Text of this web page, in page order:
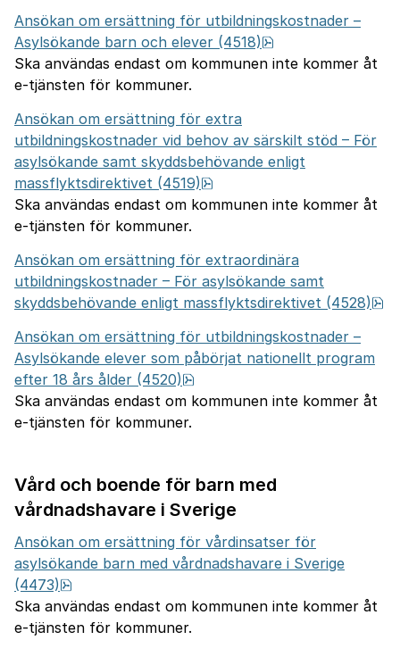
Ansökan om ersättning för utbildningskostnader –
Asylsökande barn och elever (4518)
Ska användas endast om kommunen inte kommer åt
e-tjänsten för kommuner.
Ansökan om ersättning för extra
utbildningskostnader vid behov av särskilt stöd – För
asylsökande samt skyddsbehövande enligt
massflyktsdirektivet (4519)
Ska användas endast om kommunen inte kommer åt
e-tjänsten för kommuner.
Ansökan om ersättning för extraordinära
utbildningskostnader – För asylsökande samt
skyddsbehövande enligt massflyktsdirektivet (4528)
Ansökan om ersättning för utbildningskostnader –
Asylsökande elever som påbörjat nationellt program
efter 18 års ålder (4520)
Ska användas endast om kommunen inte kommer åt
e-tjänsten för kommuner.
Vård och boende för barn med
vårdnadshavare i Sverige
Ansökan om ersättning för vårdinsatser för
asylsökande barn med vårdnadshavare i Sverige
(4473)
Ska användas endast om kommunen inte kommer åt
e-tjänsten för kommuner.